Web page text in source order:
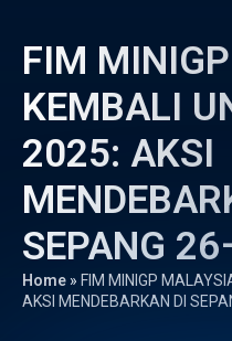
FIM
KEMBALI
2025: AKSI
SEPANG
Home » FIM MINIGP
AKSI MENDEBARKAN DI